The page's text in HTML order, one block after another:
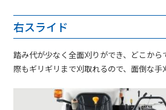
右スライド
踏み代が少なく全面刈りができ、どこか
際もギリギリまで刈取れるので、面倒な手